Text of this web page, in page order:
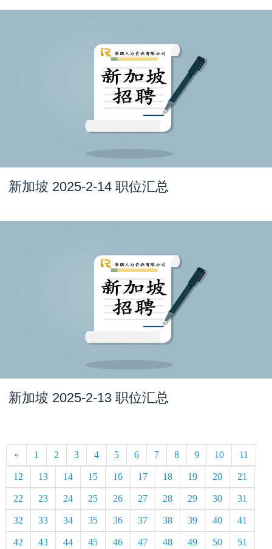
新加坡 2025-2-14 职位汇总
新加坡 2025-2-13 职位汇总
« 1 2 3 4 5 6 7 8 9 10 11
12 13 14 15 16 17 18 19 20 21
22 23 24 25 26 27 28 29 30 31
32 33 34 35 36 37 38 39 40 41
42 43 44 45 46 47 48 49 50 51